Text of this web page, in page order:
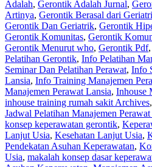
Adalah, Gerontik Adalah Jurnal,
Artinya, Gerontik Berasal dari
Gerontik Dan Geriatrik, Gerontik
Gerontik Komunitas, Gerontik
Gerontik Menurut who, Gerontik Pdf,
Pelatihan Gerontik, Info Pelatihan
Seminar Dan Pelatihan Perawat, Info
Lansia, Info Training Manajemen
Manajemen Perawat Lansia, Inhouse
inhouse training rumah sakit Archives,
Jadwal Pelatihan Manajemen
konsep keperawatan gerontik,
Lanjut Usia, Kesehatan Lanjut Usia,
Pendekatan Asuhan Keperawatan,
Usia, makalah konsep dasar